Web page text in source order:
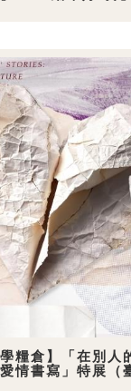
糧倉】「在別人
情書寫」特展（